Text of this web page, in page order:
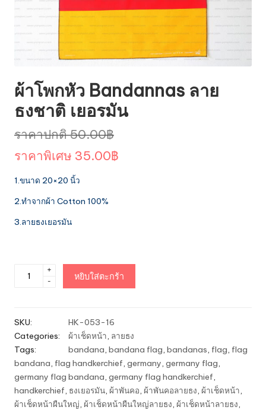
ผ้าโพกหัว Bandannas ลาย
ธงชาติ เยอรมัน
ราคาปกติ50.00฿Original
price
ราคาพิเศษ 35.00฿
1.ขนาด 20×20 นิ้ว
2.ทำจากผ้า Cotton 100%
3.ลายธงเยอรมัน
Bandannas
ลาย
ธงชาติ
เยอรมัน
ชิ้น
-
+
หยิบใส่ตะกร้า
SKU:
HK-053-16
Categories:
ผ้าเช็ดหน้า, ลายธง
Tags:
bandana, bandana flag, bandanas, flag, flag
bandana, flag handkerchief, germany, germany flag,
germany flag bandana, germany flag handkerchief,
handkerchief, ธงเยอรมัน, ผ้าพันคอ, ผ้าพันคอลายธง, ผ้าเช็ดหน้า,
ผ้าเช็ดหน้าผืนใหญ่, ผ้าเช็ดหน้าผืนใหญ่ลายธง, ผ้าเช็ดหน้าลายธง,